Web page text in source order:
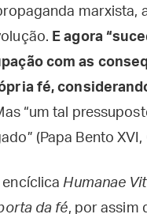
marxista,
E agora “
com as
fé,
“um tal
(Papa Bento
encíclicaHumanae
da fé, por assim